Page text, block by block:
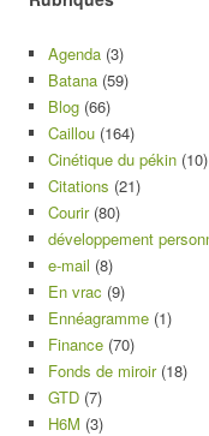
Agenda (3)
Batana (59)
Blog (66)
Caillou (164)
Cinétique du pékin (10)
Citations (21)
Courir(80)
développement
e-mail (8)
En vrac (9)
Ennéagramme (1)
Finance (70)
Fonds de miroir(18)
GTD (7)
H6M (3)